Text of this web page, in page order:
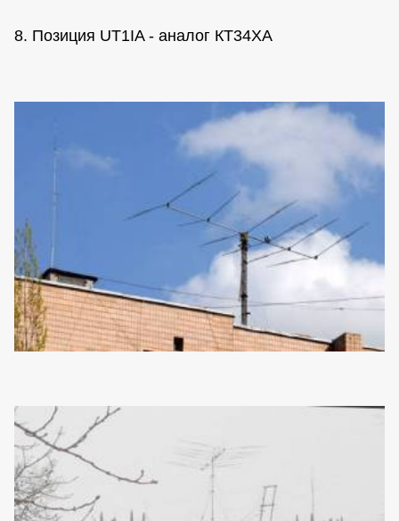
8. Позиция UT1IA - аналог КТ34ХА